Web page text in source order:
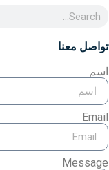
تواصل معنا
اسم
Email
Message